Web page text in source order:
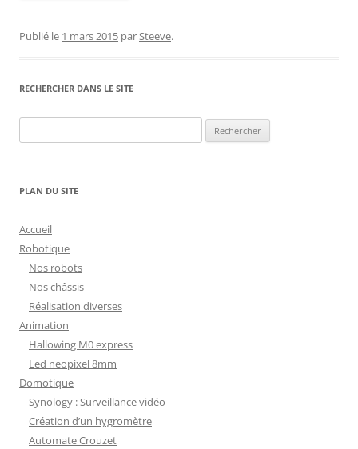
Publié le 1 mars 2015 parSteeve.
RECHERCHER DANS LE SITE
PLAN DU SITE
Accueil
Robotique
Nos robots
Nos châssis
Réalisation diverses
Animation
Hallowing M0 express
Led neopixel 8mm
Domotique
Synology : Surveillance vidéo
Création d’un hygromètre
Automate Crouzet